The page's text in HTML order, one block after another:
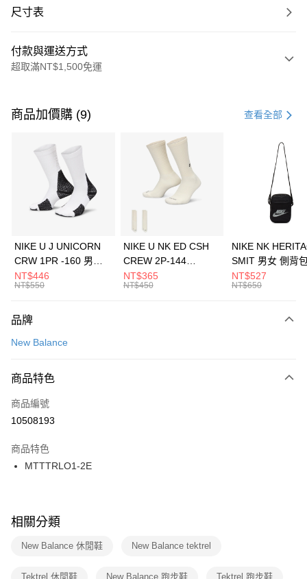
尺寸表
付款與運送方式
超取滿NT$1,500免運
信用卡一次付款
3 期 0 利率 每期 21家銀行
合作金庫商業銀行
第一商業銀行
華南商業銀行
彰化商業銀行
上海商業儲蓄銀行
元大商業銀行
台灣樂天信用卡公司
Apple Pay
全盈+PAY
AFTEE先享後付
【關於「AFTEE先享後付」】
便利好安心！
３．安心：先確認商品／服務後，再付款。
【「AFTEE先享後付」結帳流程】
１．於結帳方式選擇「AFTEE先享後付」後，將跳轉至「AFTEE先享後付」
２．訂單成立數日內，您將收到繳費通知簡訊。
３．收到繳費通知簡訊後14天內，點擊此簡訊中的連結，可透過四大超商／
ATM／網路銀行／等多元方式進行付款，方視為交易完成。
※ 交易是否成功請以「AFTEE先享後付 」之結帳頁面顯示為準，若有關於
是否繳費成功／繳費後需取消欲退款等相關疑問，請聯繫「AFTEE先享後付
客戶支援中心」 https://netprotections.freshdesk.com/support/home
運送方式
每筆NT$100，滿NT$1,500(含以上)免運費
宅配
每筆NT$100，滿NT$1,500(含以上)免運費
付款後門市自取
每筆NT$100，滿NT$1,500(含以上)免運費
商品加價購 (9) 查看全部
NIKE U J UNICORN
CRW 1PR -160 男女
中統襪 FZ3393100
NT$446
NT$550
NIKE U NK ED CSH
CREW 2P-144
EMBRDY 男女 短統襪
FZ3073133
NT$365
NT$450
NIKE NK
SMIT 男女 側背
BA5871010
NT$527
NT$650
品牌
New Balance
商品特色
商品編號
10508193
商品特色
MTTTRLO1-2E
相關分類
New Balance 休閒鞋 New Balance tektrel
Tektrel 休閒鞋 New Balance 跑步鞋 Tektrel 跑步鞋